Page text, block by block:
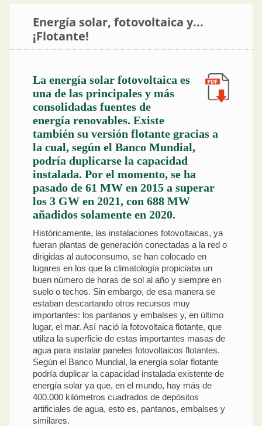
Energía solar, fotovoltaica y...
¡Flotante!
La energía solar fotovoltaica es
una de las principales y más
consolidadas fuentes de
energía renovables. Existe
también su versión flotante gracias a
la cual, según el Banco Mundial,
podría duplicarse la capacidad
instalada. Por el momento, se ha
pasado de 61 MW en 2015 a superar
los 3 GW en 2021, con 688 MW
añadidos solamente en 2020.
Históricamente, las instalaciones fotovoltaicas, ya
fueran plantas de generación conectadas a la red o
dirigidas al autoconsumo, se han colocado en
lugares en los que la climatología propiciaba un
buen número de horas de sol al año y siempre en
suelo o techos. Sin embargo, de esa manera se
estaban descartando otros recursos muy
importantes: los pantanos y embalses y, en último
lugar, el mar. Así nació la fotovoltaica flotante, que
utiliza la superficie de estas importantes masas de
agua para instalar paneles fotovoltaicos flotantes.
Según el Banco Mundial, la energía solar flotante
podría duplicar la capacidad instalada existente de
energía solar ya que, en el mundo, hay más de
400.000 kilómetros cuadrados de depósitos
artificiales de agua, esto es, pantanos, embalses y
similares.